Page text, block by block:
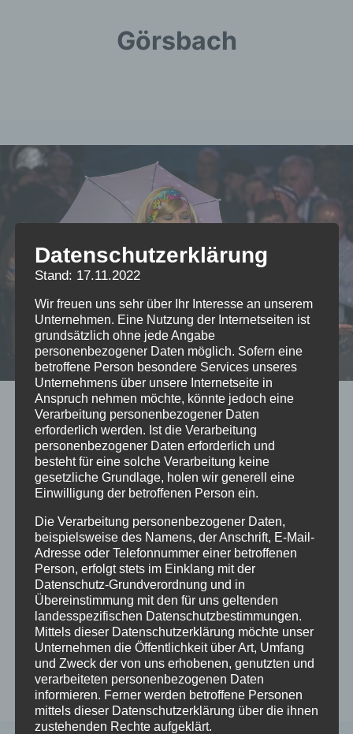
Görsbach
2016|EVENTS
61.Saison des GKV
Vonmc 31/01/2016
des GKV. Auch gestern liessen sie es wieder
krachen. Im Gasthaus „Zur Schweiz“, in
Görsbach, kochte der Saal. Dachdem der
„Närrische Hof“ von der Prinzengarde auf die
Bühne begleitet wurde, gaben sich Prinz Tobias
der Erste und Prinzessin Julia die Erste die Ehre.
Unter dem Motto „Ein Hoch auf…
WEITERLESEN
61.SAISON
DES
GKV
Datenschutzerklärung
Stand: 17.11.2022
Wir freuen uns sehr über Ihr Interesse an unserem
Unternehmen. Eine Nutzung der Internetseiten ist
grundsätzlich ohne jede Angabe
personenbezogener Daten möglich. Sofern eine
betroffene Person besondere Services unseres
Unternehmens über unsere Internetseite in
Anspruch nehmen möchte, könnte jedoch eine
Verarbeitung personenbezogener Daten
erforderlich werden. Ist die Verarbeitung
personenbezogener Daten erforderlich und
besteht für eine solche Verarbeitung keine
gesetzliche Grundlage, holen wir generell eine
Einwilligung der betroffenen Person ein.
Die Verarbeitung personenbezogener Daten,
beispielsweise des Namens, der Anschrift, E-Mail-
Adresse oder Telefonnummer einer betroffenen
Person, erfolgt stets im Einklang mit der
Datenschutz-Grundverordnung und in
Übereinstimmung mit den für uns geltenden
landesspezifischen Datenschutzbestimmungen.
Mittels dieser Datenschutzerklärung möchte unser
Unternehmen die Öffentlichkeit über Art, Umfang
und Zweck der von uns erhobenen, genutzten und
verarbeiteten personenbezogenen Daten
informieren. Ferner werden betroffene Personen
mittels dieser Datenschutzerklärung über die ihnen
zustehenden Rechte aufgeklärt.